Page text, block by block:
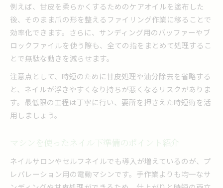
例えば、甘皮を柔らかくするためのケアオイルを塗布した
後、そのまま爪の形を整えるファイリング作業に移ることで
効率化できます。さらに、サンディング用のバッファーやブ
ロックファイルを使う際も、全ての指をまとめて処理するこ
とで無駄な動きを減らせます。
注意点として、時短のために甘皮処理や油分除去を省略する
と、ネイルが浮きやすくなり持ちが悪くなるリスクがありま
す。最低限の工程は丁寧に行い、要所を押さえた時短術を活
用しましょう。
マシンを使ったネイル下準備のポイント紹介
ネイルサロンやセルフネイルでも導入が増えているのが、プ
レパレーション用の電動マシンです。手作業よりも均一なサ